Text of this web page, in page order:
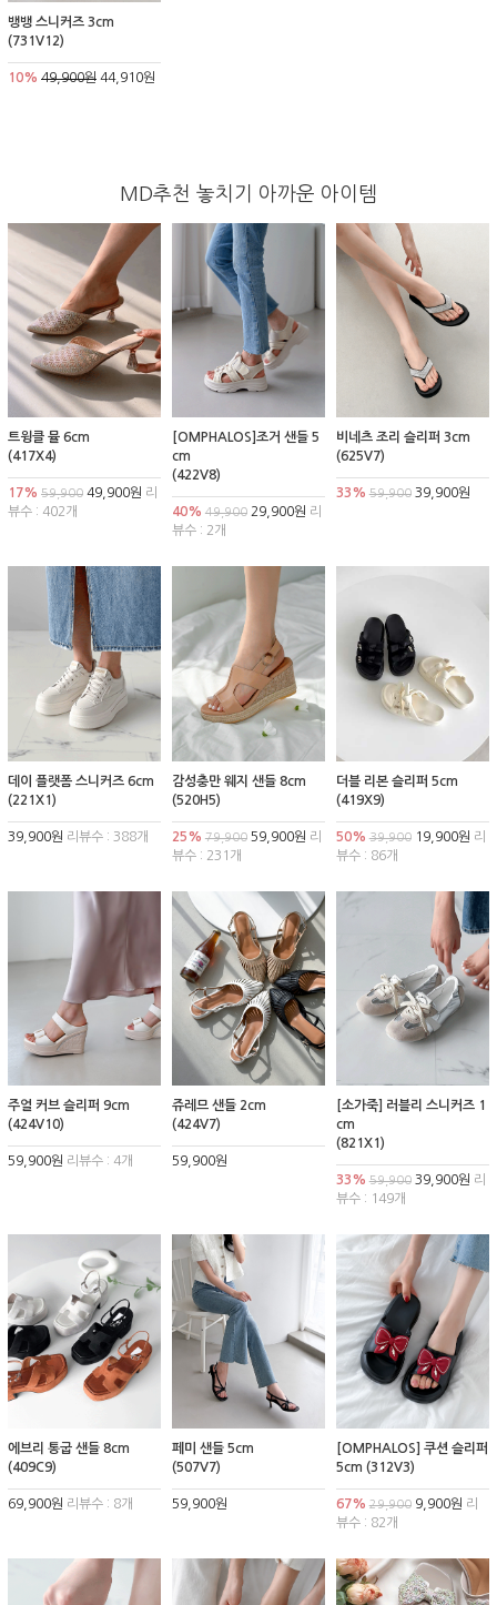
뱅뱅 스니커즈 3cm
(731V12)
10% 49,900원 44,910원
MD추천 놓치기 아까운 아이템
트윙클 뮬 6cm
(417X4)
17% 59,900 49,900원 리
뷰수 : 402개
[OMPHALOS]조거 샌들 5
cm
(422V8)
40% 49,90029,900원 리
뷰수 : 2개
비네츠 조리 슬리퍼 3cm
(625V7)
33% 59,90039,900원
데이 플랫폼 스니커즈 6cm
(221X1)
39,900원 리뷰수 : 388개
감성충만 웨지 샌들 8cm
(520H5)
25% 79,90059,900원 리
뷰수 : 231개
더블 리본 슬리퍼 5cm
(419X9)
50% 39,90019,900원 리
뷰수 : 86개
주얼 커브 슬리퍼 9cm
(424V10)
59,900원 리뷰수 : 4개
쥬레므 샌들 2cm
(424V7)
59,900원
[소가죽] 러블리 스니커즈 1
cm
(821X1)
33% 59,90039,900원 리
뷰수 : 149개
에브리 통굽 샌들 8cm
(409C9)
69,900원 리뷰수 : 8개
페미 샌들 5cm
(507V7)
59,900원
[OMPHALOS] 쿠션 슬리퍼
5cm (312V3)
67% 29,9009,900원 리
뷰수 : 82개